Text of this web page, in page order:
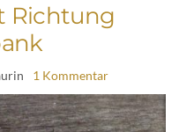
Richtung
1 Kommentar